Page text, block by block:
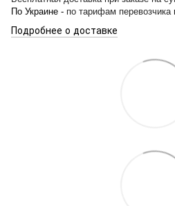
По Украине - по тарифам перевозчика
Подробнее о доставке